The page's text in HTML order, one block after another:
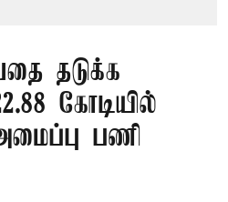
தடுக்க
கோடியில்
பணி